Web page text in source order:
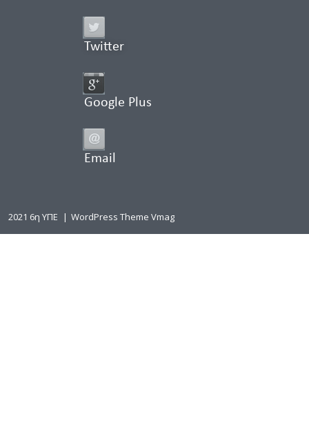
Twitter
Google Plus
Email
2021 6η ΥΠΕ | WordPress Theme Vmag